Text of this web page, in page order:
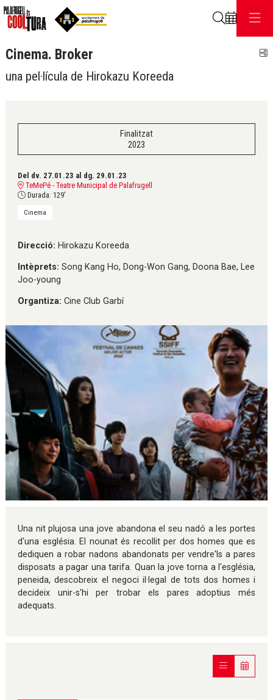
Cinema. Broker
una pel·lícula de Hirokazu Koreeda
Finalitzat
2023
Del dv. 27.01.23 al dg. 29.01.23
TeMePé - Teatre Municipal de Palafrugell
Durada: 129'
Cinema
Direcció: Hirokazu Koreeda
Intèprets: Song Kang Ho, Dong-Won Gang, Doona Bae, Lee
Joo-young
Organtiza: Cine Club Garbí
Una nit plujosa una jove abandona el seu nadó a les portes
d'una església. El nounat és recollit per dos homes que es
dediquen a robar nadons abandonats per vendre'ls a pares
disposats a pagar una tarifa. Quan la jove torna a l'església,
peneida, descobreix el negoci il·legal de tots dos homes i
decideix unir-s'hi per trobar els pares adoptius més
adequats.